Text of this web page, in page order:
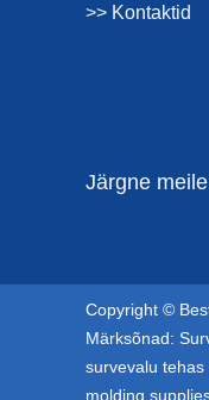
>> Kontaktid
Järgne
Copyright ©
Märksõnad:
survevalu tehas
molding